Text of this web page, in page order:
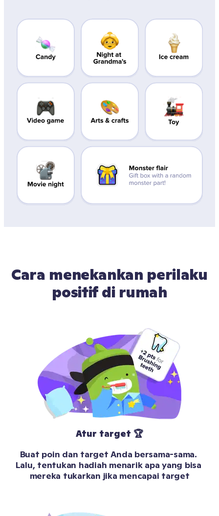
Cara menekankan perilaku
positif di rumah
Atur target 🏆
Buat poin dan target Anda bersama-sama.
Lalu, tentukan hadiah menarik apa yang bisa
mereka tukarkan jika mencapai target